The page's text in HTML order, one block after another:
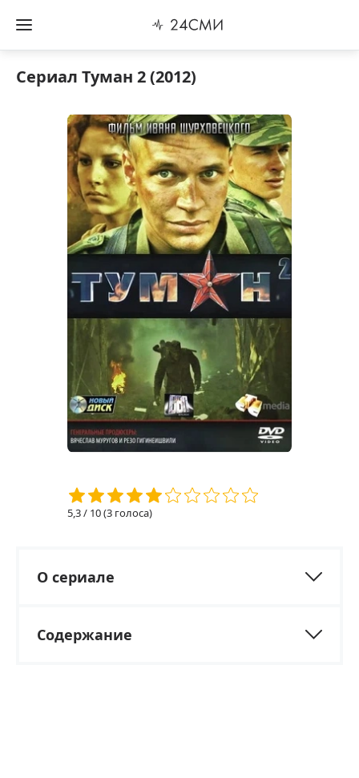
Сериал Туман 2 (2012)
5,3/ 10 (3 голоса)
О сериале
Содержание